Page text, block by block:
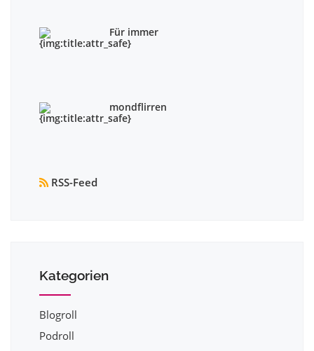
Für immer
mondflirren
RSS-Feed
Kategorien
Blogroll
Podroll